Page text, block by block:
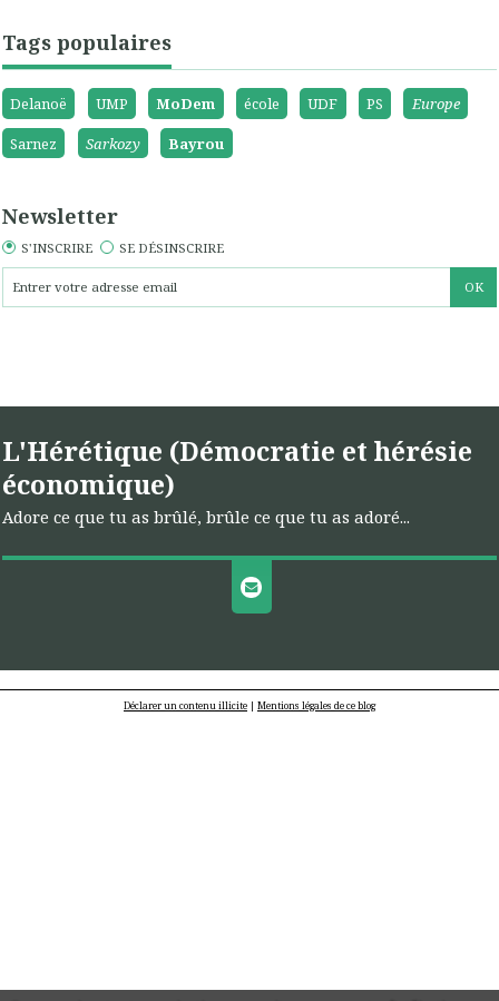
Tags populaires
Delanoë UMP MoDem école UDF PS
Europe
Sarnez
Sarkozy Bayrou
Newsletter
S'INSCRIRE SE DÉSINSCRIRE
L'Hérétique (Démocratie et hérésie
économique)
Adore ce que tu as brûlé, brûle ce que tu as adoré...
Déclarer un contenu illicite | Mentions légales de ce blog